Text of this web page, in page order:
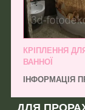
КРІПЛЕННЯ
ВАННОЇ
ІНФОРМАЦІЯ